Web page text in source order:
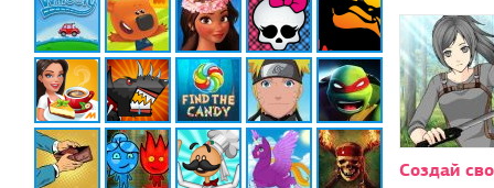
Создай